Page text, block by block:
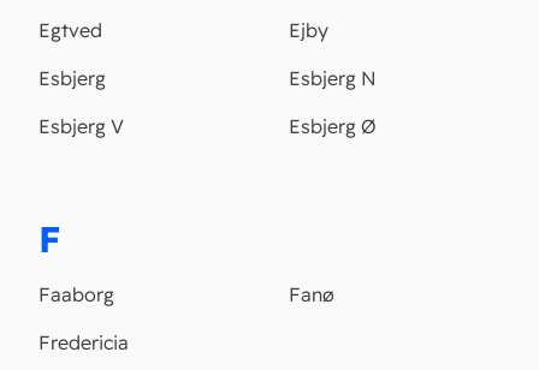
Egtved
Ejby
Esbjerg
Esbjerg N
Esbjerg V
Esbjerg Ø
F
Faaborg
Fanø
Fredericia